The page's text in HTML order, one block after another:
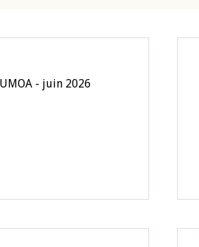
- juin 2026